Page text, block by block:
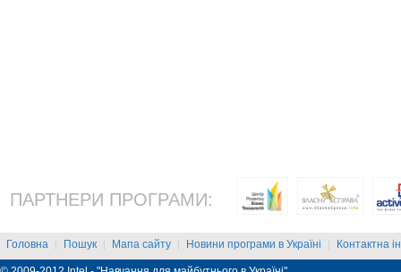
ПАРТНЕРИ ПРОГРАМИ:
Головна | Пошук | Мапа сайту | Новини програми в Україні | Контактна